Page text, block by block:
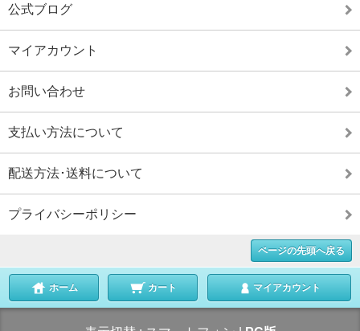
公式ブログ
マイアカウント
お問い合わせ
支払い方法について
配送方法･送料について
プライバシーポリシー
ページの先頭へ戻る
ホーム カート マイアカウント